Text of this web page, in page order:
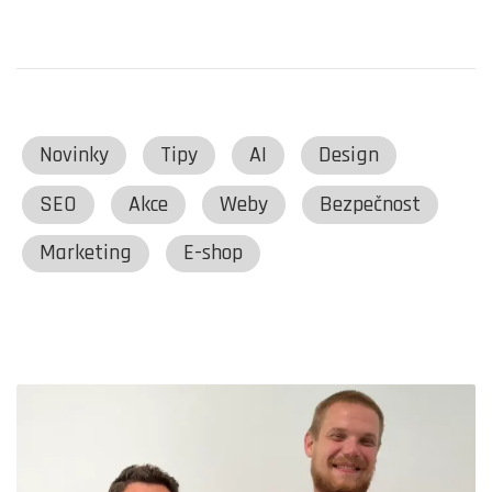
Novinky Tipy AI
Design
SEO
Akce Weby
Bezpečnost
Marketing
E-shop